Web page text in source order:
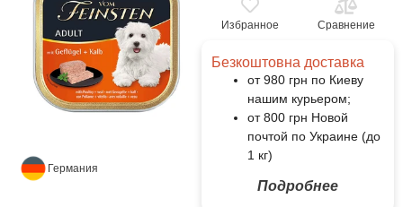
Германия
Избранное Сравнение
Безкоштовна доставка
от 980 грн по Киеву
нашим курьером;
от 800 грн Новой
почтой по Украине (до
1 кг)
Подробнее